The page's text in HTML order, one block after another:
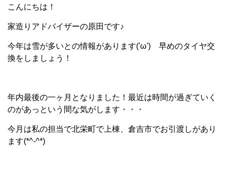
こんにちは！
家造りアドバイザーの原田です♪
今年は雪が多いとの情報があります('ω') 早めのタイヤ交
換をしましょう！
年内最後の一ヶ月となりました！最近は時間が過ぎていく
のがあっという間な気がします・・・
今月は私の担当で北栄町で上棟、倉吉市でお引渡しがあり
ます(*^-^*)